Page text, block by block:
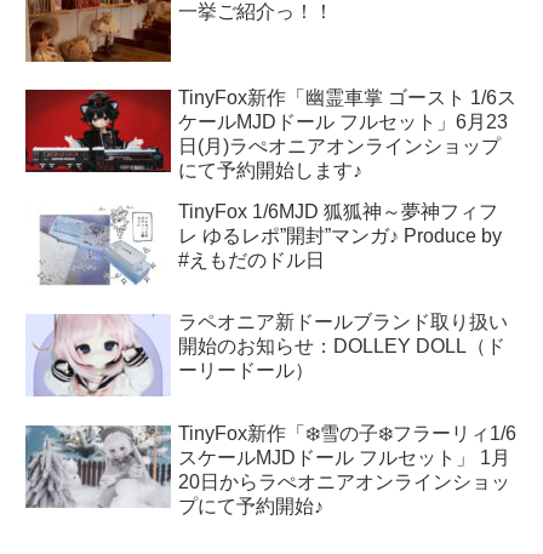
一挙ご紹介っ！！
TinyFox新作「幽霊車掌 ゴースト 1/6ス
ケールMJDドール フルセット」6月23
日(月)ラぺオニアオンラインショップ
にて予約開始します♪
TinyFox 1/6MJD 狐狐神～夢神フィフ
レ ゆるレポ”開封”マンガ♪ Produce by
#えもだのドル日
ラペオニア新ドールブランド取り扱い
開始のお知らせ：DOLLEY DOLL（ド
ーリードール）
TinyFox新作「❄️雪の子❄️フラーリィ1/6
スケールMJDドール フルセット」 1月
20日からラぺオニアオンラインショッ
プにて予約開始♪